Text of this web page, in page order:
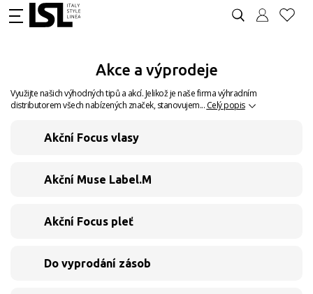
Akce a výprodeje
Využijte našich výhodných tipů a akcí. Jelikož je naše firma výhradním
distributorem všech nabízených značek, stanovujem... Celý popis
Akční Focus vlasy
Akční Muse Label.M
Akční Focus pleť
Do vyprodání zásob